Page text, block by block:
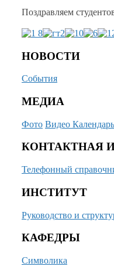
Поздравляем
НОВОСТИ
События
МЕДИА
Фото Видео
КОНТАКТНАЯ
Телефонный
ИНСТИТУТ
Руководство и
КАФЕДРЫ
Символика